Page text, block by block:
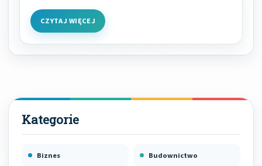
CZYTAJ WIĘCEJ
Biznes Budownictwo